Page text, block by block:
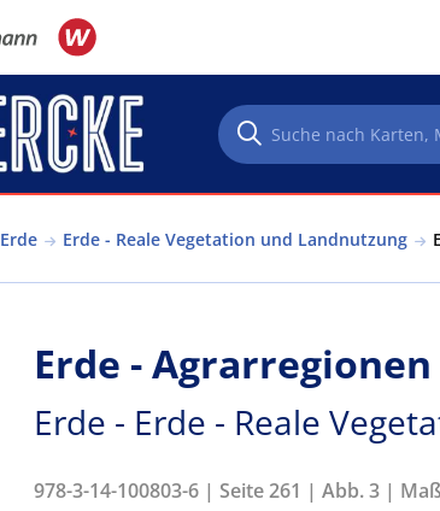
Erde Erde - Reale Vegetation und Landnutzung
Erde - Agrarregionen
Erde - Erde - Reale
978-3-14-100803-6 | Seite 261 | Abb. 3 |